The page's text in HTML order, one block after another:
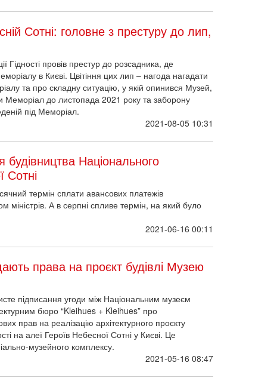
Сотні: головне з престуру до лип,
провів престур до розсадника, де
в Києві. Цвітіння цих лип – нагода нагадати
та про складну ситуацію, у якій опинився Музей,
Меморіал до листопада 2021 року та заборону
під Меморіал.
2021-08-05 10:31
Національного
Сотні
термін сплати авансових платежів
міністрів. А в серпні спливе термін, на який було
2021-06-16 00:11
права на проєкт будівлі Музею
підписання угоди між Національним музеєм
бюро “Kleihues + Kleihues” про
прав на реалізацію архітектурного проєкту
на алеї Героїв Небесної Сотні у Києві. Це
музейного комплексу.
2021-05-16 08:47